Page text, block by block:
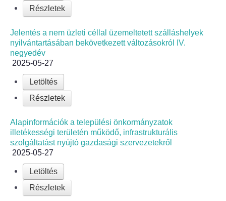
Részletek
Jelentés a nem üzleti céllal üzemeltetett szálláshelyek
nyilvántartásában bekövetkezett változásokról IV.
negyedév
2025-05-27
Letöltés
Részletek
Alapinformációk a települési önkormányzatok
illetékességi területén működő, infrastrukturális
szolgáltatást nyújtó gazdasági szervezetekről
2025-05-27
Letöltés
Részletek